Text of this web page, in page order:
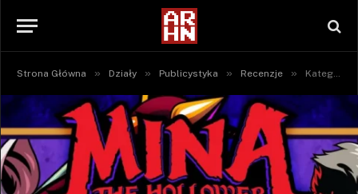
Strona Główna » Działy » Publicystyka » Recenzje » Kategoria: "Recenzje gier"